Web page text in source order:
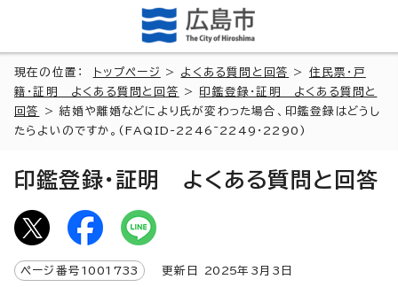
現在の位置： トップページ > よくある質問と回答 > 住民票・戸
籍・証明 よくある質問と回答
> 印鑑登録・証明 よくある質問と
回答
> 結婚や離婚などにより氏が変わった場合、印鑑登録はどうし
たらよいのですか。(FAQID-2246~2249・2290)
印鑑登録・証明 よくある質問と回答
ページ番号 1001733 更新日 2025年3月3日